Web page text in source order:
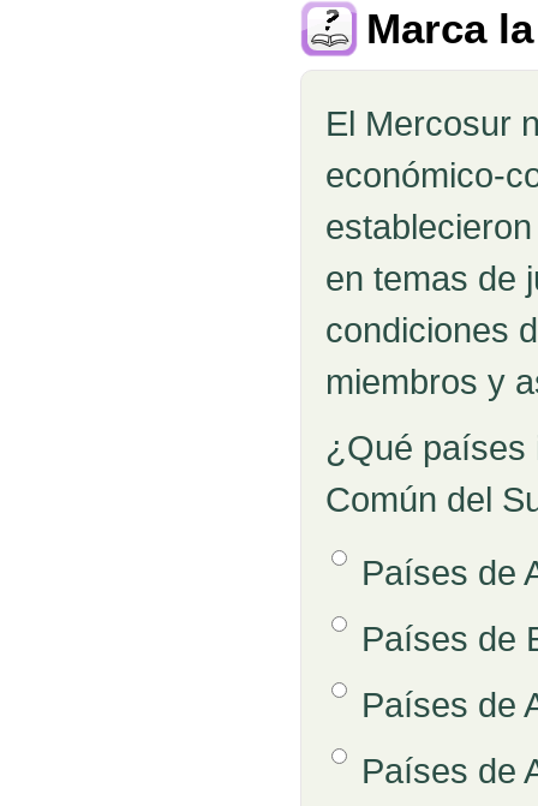
Marca
Pregunta
El Mercosur
económico-
en temas de
condiciones
miembros y
¿Qué países
Común del
Respuestas
Opción 1Países de
Opción 2Países de
Opción 3Países de
Opción 4Países de